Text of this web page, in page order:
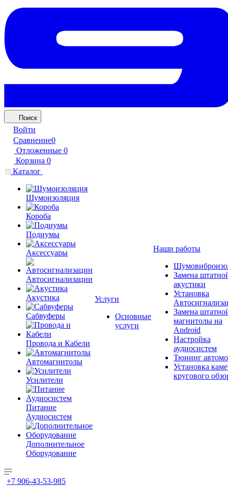
Поиск
Войти
Сравнение0
Отложенные 0
Корзина 0
Каталог
Шумоизоляция
Короба
Подиумы
Аксессуары
Автосигнализации
Акустика
Сабвуферы
Провода и Кабели
Автомагнитолы
Усилители
Питание
Аудиосистем
Дополнительное
Оборудование
Услуги
Основные
услуги
Наши работы
Замена
акустики
Установка
Замена
магнитолы на
Android
Настройка
аудиосистем
Тюнинг
Установка
кругового
+7 906-43-53-985